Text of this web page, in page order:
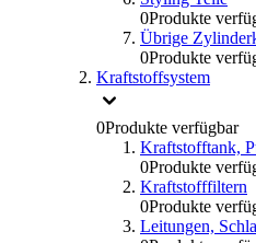
0Produkte
Übrige
0Produkte
Kraftstoffsystem
0Produkte verfügbar
Kraftstofftank,
0Produkte
Kraftstofffiltern
0Produkte
Leitungen,